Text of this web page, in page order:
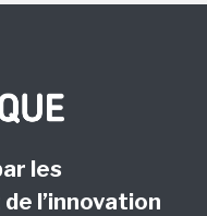
les
l’innovation